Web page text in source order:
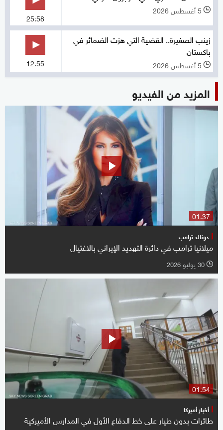
l 5 أغسطس 2026
25:58
زينب الصغيرة.. القضية التي هزت الضمائر في
باكستان
l 5 أغسطس 2026 12:55
المزيد من الفيديو
01:37
دونالد ترامب
ميلانيا ترامب في دائرة التهديد الإيراني بالاغتيال
l 30 يوليو 2026
01:54
أخبار أميركا
طائرات بدون طيار على خط الدفاع الأول في المدارس الأميركية